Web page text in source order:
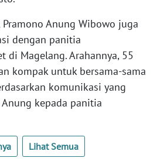
Anung Wibowo juga
dengan panitia
di Magelang. Arahannya, 55
kompak untuk bersama-sama
komunikasi yang
kepada panitia
Lihat Semua